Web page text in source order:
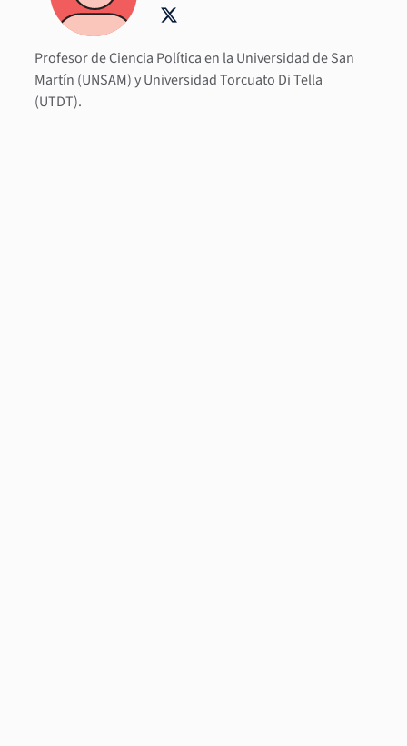
Profesor de Ciencia Política en la Universidad de San
Martín (UNSAM) y Universidad Torcuato Di Tella
(UTDT).